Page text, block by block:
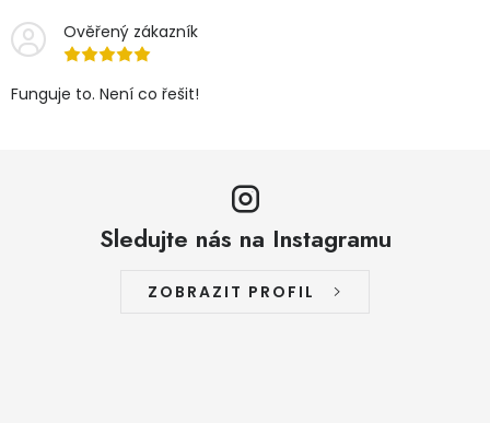
Ověřený zákazník
Funguje to. Není co řešit!
Sledujte nás na Instagramu
ZOBRAZIT PROFIL